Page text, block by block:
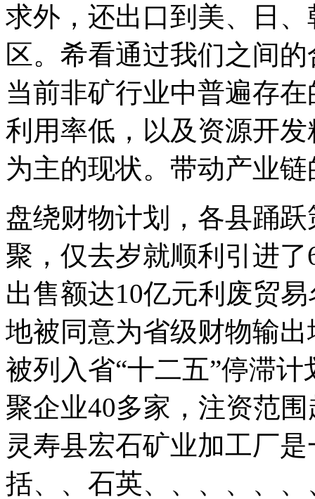
求外，还出口到美、日
区。希看通过我们之间
当前非矿行业中普遍存
利用率低，以及资源开
为主的现状。带动产业
盘绕财物计划，各县踊
聚，仅去岁就顺利引进
出售额达10亿元利废贸
地被同意为省级财物输
被列入省“十二五”停滞
聚企业40多家，注资范
灵寿县宏石矿业加工厂
括、、石英、、、、、